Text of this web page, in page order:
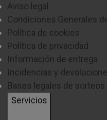
Aviso legal
Condiciones Generales
Política de cookies
Política de privacidad
Información de entrega
Incidencias y
Bases legales de
Servicios